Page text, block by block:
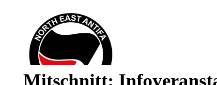
Mitschnitt: